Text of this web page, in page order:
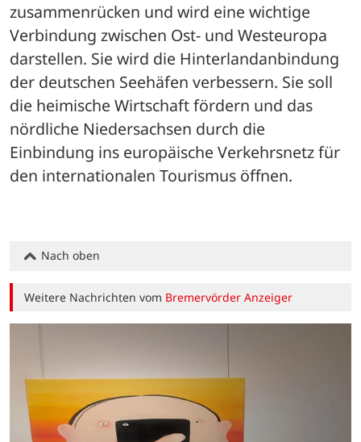
zusammenrücken und wird eine wichtige
Verbindung zwischen Ost- und Westeuropa
darstellen. Sie wird die Hinterlandanbindung
der deutschen Seehäfen verbessern. Sie soll
die heimische Wirtschaft fördern und das
nördliche Niedersachsen durch die
Einbindung ins europäische Verkehrsnetz für
den internationalen Tourismus öffnen.
Nach oben
Weitere Nachrichten vom Bremervörder Anzeiger